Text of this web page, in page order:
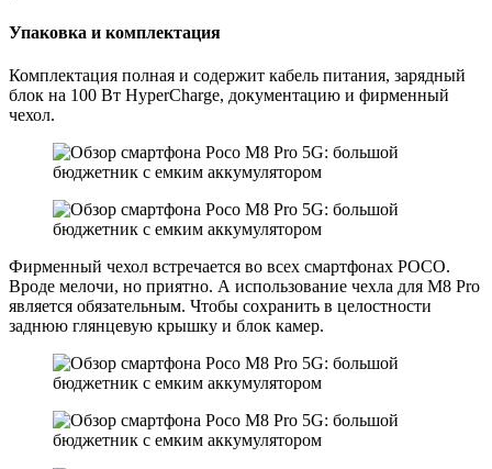
Упаковка и комплектация
Комплектация полная и содержит кабель питания, зарядный
блок на 100 Вт HyperCharge, документацию и фирменный
чехол.
Фирменный чехол встречается во всех смартфонах РОСО.
Вроде мелочи, но приятно. А использование чехла для M8 Pro
является обязательным. Чтобы сохранить в целостности
заднюю глянцевую крышку и блок камер.